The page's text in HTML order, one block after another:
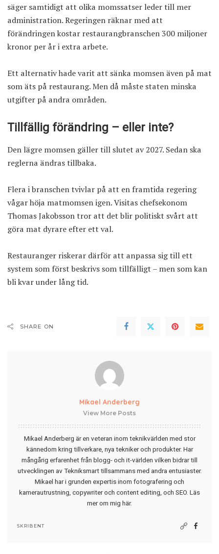
säger samtidigt att olika momssatser leder till mer
administration. Regeringen räknar med att
förändringen kostar restaurangbranschen 300 miljoner
kronor per år i extra arbete.
Ett alternativ hade varit att sänka momsen även på mat
som äts på restaurang. Men då måste staten minska
utgifter på andra områden.
Tillfällig förändring – eller inte?
Den lägre momsen gäller till slutet av 2027. Sedan ska
reglerna ändras tillbaka.
Flera i branschen tvivlar på att en framtida regering
vågar höja matmomsen igen. Visitas chefsekonom
Thomas Jakobsson tror att det blir politiskt svårt att
göra mat dyrare efter ett val.
Restauranger riskerar därför att anpassa sig till ett
system som först beskrivs som tillfälligt – men som kan
bli kvar under lång tid.
SHARE ON
Mikael Anderberg
View More Posts
Mikael Anderberg är en veteran inom teknikvärlden med stor
kännedom kring tillverkare, nya tekniker och produkter. Har
mångårig erfarenhet från blogg- och it-världen vilken bidrar till
utvecklingen av Tekniksmart tillsammans med andra entusiaster.
Mikael har i grunden expertis inom fotografering och
kamerautrustning, copywriter och content editing, och SEO. Läs
mer om mig här.
SKRIBENT